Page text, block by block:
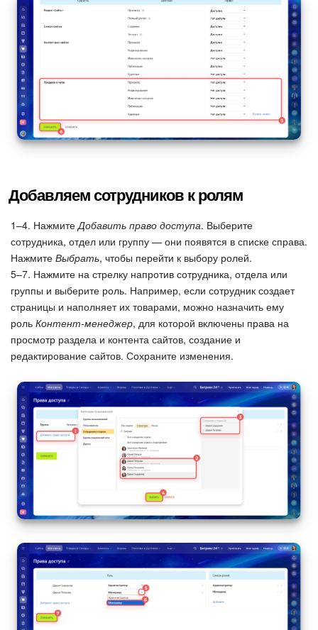
Добавляем сотрудников к ролям
1–4. НажмитеДобавить право доступа. Выберите
сотрудника, отдел или группу — они появятся в списке справа.
Нажмите Выбрать, чтобы перейти к выбору ролей.
5–7. Нажмите на стрелку напротив сотрудника, отдела или
группы и выберите роль. Например, если сотрудник создает
страницы и наполняет их товарами, можно назначить ему
роль Контент-менеджер, для которой включены права на
просмотр раздела и контента сайтов, создание и
редактирование сайтов. Сохраните изменения.